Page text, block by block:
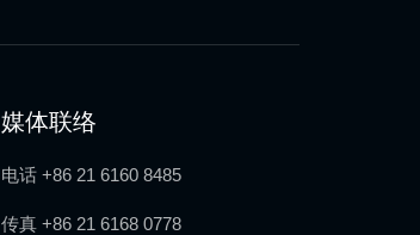
媒体联络
电话 +86 21 6160 8485
传真 +86 21 6168 0778